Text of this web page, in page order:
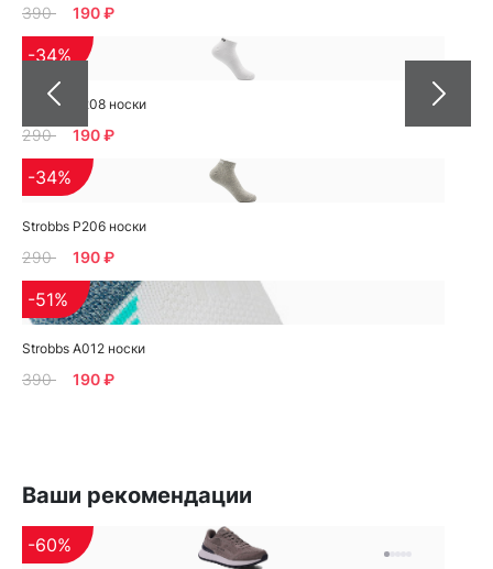
390 190 ₽
Strobbs P208 носки
-34%
290 190 ₽
Strobbs P206 носки
-34%
290 190 ₽
Strobbs A012 носки
-51%
390 190 ₽
Ваши рекомендации
-60%